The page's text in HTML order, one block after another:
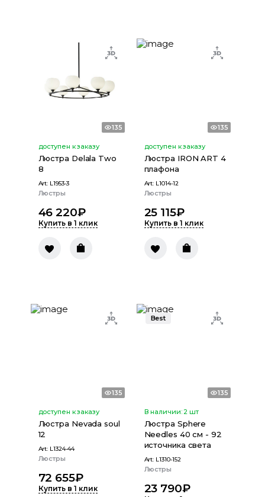
135
доступен к заказу
Люстра Delala Two
8
Art: L1953-3
Люстры
46 220₽
Купить в 1 клик
135
доступен к заказу
Люстра IRON ART 4
плафона
Art: L1014-12
Люстры
25 115₽
Купить в 1 клик
135
доступен к заказу
Люстра Nevada soul
12
Art: L1324-44
Люстры
72 655₽
Купить в 1 клик
Best
135
В наличии:2 шт
Люстра Sphere
Needles 40 см - 92
источника света
Art: L1310-152
Люстры
23 790₽